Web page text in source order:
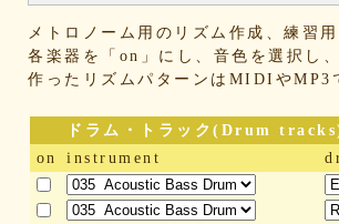
メトロノーム用のリズム作成、練習
各楽器を「on」にし、音色を選択し
作ったリズムパターンはMIDIや
ドラム・トラック(Drum
on
instrument